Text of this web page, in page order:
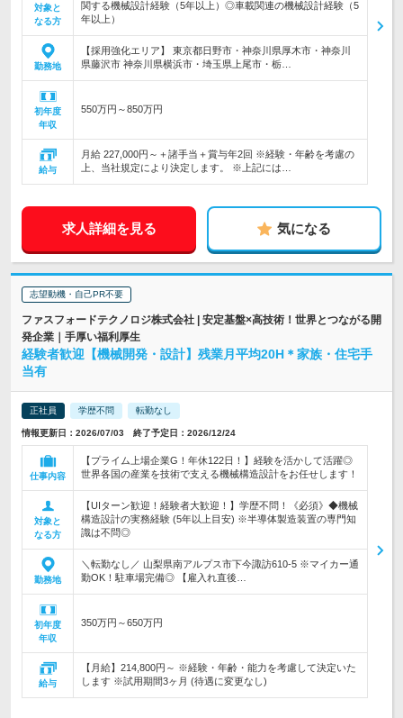
対象と
なる方
関する機械設計経験（5年以上）◎車載関連の機械設計経験（5
年以上）
勤務地
【採用強化エリア】 東京都日野市・神奈川県厚木市・神奈川
県藤沢市 神奈川県横浜市・埼玉県上尾市・栃…
初年度
年収
550万円～850万円
給与
月給 227,000円～＋諸手当＋賞与年2回 ※経験・年齢を考慮の
上、当社規定により決定します。 ※上記には…
求人詳細を見る 気になる
志望動機・自己PR不要
ファスフォードテクノロジ株式会社 | 安定基盤×高技術！世界とつながる開
発企業｜手厚い福利厚生
経験者歓迎【機械開発・設計】残業月平均20H＊家族・住宅手
当有
正社員 学歴不問 転勤なし
情報更新日：2026/07/03 終了予定日：2026/12/24
仕事内容
【プライム上場企業G！年休122日！】経験を活かして活躍◎
世界各国の産業を技術で支える機械構造設計をお任せします！
対象と
なる方
【UIターン歓迎！経験者大歓迎！】学歴不問！《必須》◆機械
構造設計の実務経験 (5年以上目安) ※半導体製造装置の専門知
識は不問◎
勤務地
＼転勤なし／ 山梨県南アルプス市下今諏訪610-5 ※マイカー通
勤OK！駐車場完備◎ 【雇入れ直後…
初年度
年収
350万円～650万円
給与
【月給】214,800円～ ※経験・年齢・能力を考慮して決定いた
します ※試用期間3ヶ月 (待遇に変更なし)